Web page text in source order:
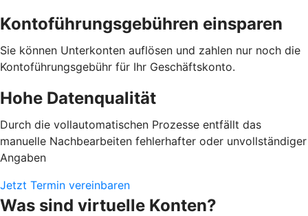
Kontoführungsgebühren einsparen
Sie können Unterkonten auflösen und zahlen nur noch die
Kontoführungsgebühr für Ihr Geschäftskonto.
Hohe Datenqualität
Durch die vollautomatischen Prozesse entfällt das
manuelle Nachbearbeiten fehlerhafter oder unvollständiger
Angaben
Jetzt Termin vereinbaren
Was sind virtuelle Konten?